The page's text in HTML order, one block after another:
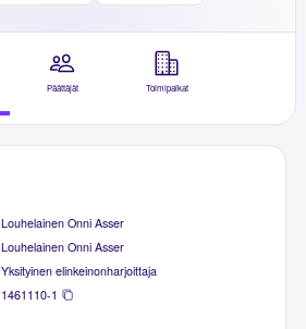
Päättäjät Toimipaikat
Louhelainen Onni Asser
Louhelainen Onni Asser
Yksityinen elinkeinonharjoittaja
1461110-1